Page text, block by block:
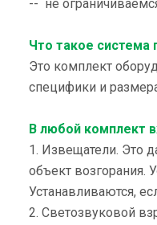
-- не
Что такое система
Это комплект
специфики и
В любой комплект
1. Извещатели. Это
объект возгорания.
Устанавливаются,
2. Светозвуковой